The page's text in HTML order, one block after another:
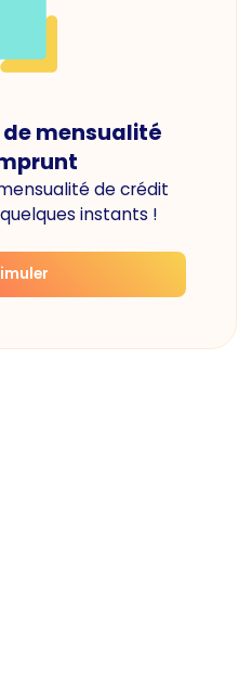
mensualité
de crédit
instants !